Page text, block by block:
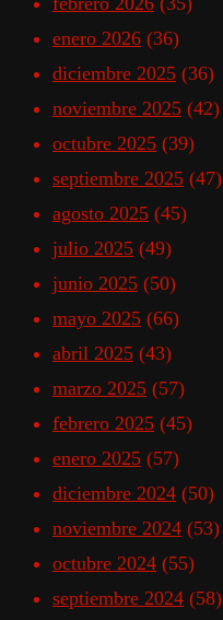
enero 2026 (36)
diciembre 2025 (36)
noviembre 2025 (42)
octubre 2025 (39)
septiembre 2025 (47)
agosto 2025 (45)
julio 2025 (49)
junio 2025 (50)
mayo 2025 (66)
abril 2025 (43)
marzo 2025 (57)
febrero 2025 (45)
enero 2025 (57)
diciembre 2024 (50)
noviembre 2024 (53)
octubre 2024 (55)
septiembre 2024 (58)